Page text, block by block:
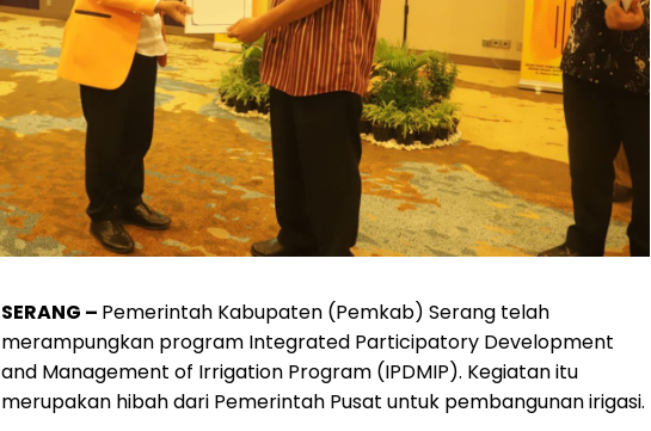
SERANG – Pemerintah Kabupaten (Pemkab) Serang telah
merampungkan program Integrated Participatory Development
and Management of Irrigation Program (IPDMIP). Kegiatan itu
merupakan hibah dari Pemerintah Pusat untuk pembangunan irigasi.